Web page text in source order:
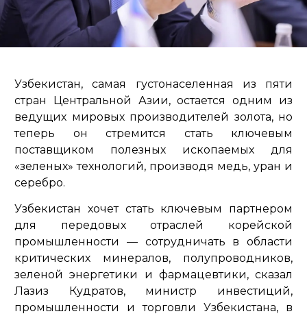
Узбекистан, самая густонаселенная из пяти
стран Центральной Азии, остается одним из
ведущих мировых производителей золота, но
теперь он стремится стать ключевым
поставщиком полезных ископаемых для
«зеленых» технологий, производя медь, уран и
серебро.
Узбекистан хочет стать ключевым партнером
для передовых отраслей корейской
промышленности — сотрудничать в области
критических минералов, полупроводников,
зеленой энергетики и фармацевтики, сказал
Лазиз Кудратов, министр инвестиций,
промышленности и торговли Узбекистана, в